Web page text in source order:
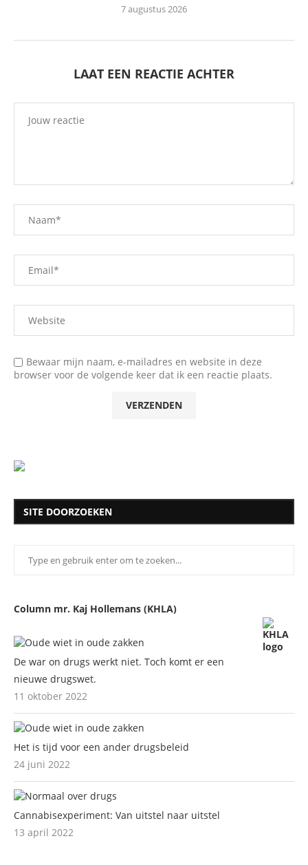
7 augustus 2026
LAAT EEN REACTIE ACHTER
Bewaar mijn naam, e-mailadres en website in deze
browser voor de volgende keer dat ik een reactie plaats.
SITE DOORZOEKEN
Column mr. Kaj Hollemans (KHLA)
De war on drugs werkt niet. Toch komt er een
nieuwe drugswet.
11 oktober 2022
Het is tijd voor een ander drugsbeleid
24 juni 2022
Cannabisexperiment: Van uitstel naar uitstel
13 april 2022